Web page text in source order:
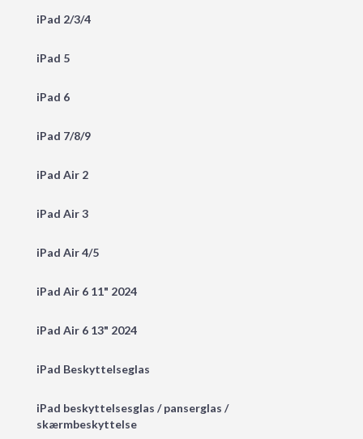
iPad 2/3/4
iPad 5
iPad 6
iPad 7/8/9
iPad Air 2
iPad Air 3
iPad Air 4/5
iPad Air 6 11" 2024
iPad Air 6 13" 2024
iPad Beskyttelseglas
iPad beskyttelsesglas / panserglas /
skærmbeskyttelse